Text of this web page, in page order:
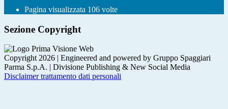
Pagina visualizzata 106 volte
Sezione Copyright
Copyright 2026 | Engineered and powered by Gruppo Spaggiari
Parma S.p.A. | Divisione Publishing & New Social Media
Disclaimer trattamento dati personali